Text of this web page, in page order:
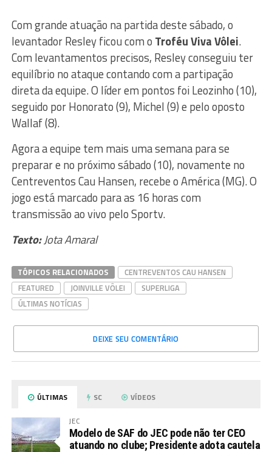
Com grande atuação na partida deste sábado, o
levantador Resley ficou com o Troféu Viva Vôlei.
Com levantamentos precisos, Resley conseguiu ter
equilíbrio no ataque contando com a partipação
direta da equipe. O líder em pontos foi Leozinho (10),
seguido por Honorato (9), Michel (9) e pelo oposto
Wallaf (8).
Agora a equipe tem mais uma semana para se
preparar e no próximo sábado (10), novamente no
Centreventos Cau Hansen, recebe o América (MG). O
jogo está marcado para as 16 horas com
transmissão ao vivo pelo Sportv.
Texto:Jota Amaral
TÓPICOS RELACIONADOS
CENTREVENTOS CAU HANSEN
FEATURED
JOINVILLE VÔLEI
SUPERLIGA
ÚLTIMAS NOTÍCIAS
DEIXE SEU COMENTÁRIO
ÚLTIMAS SC VÍDEOS
JEC
Modelo de SAF do JEC pode não ter CEO
atuando no clube; Presidente adota cautela